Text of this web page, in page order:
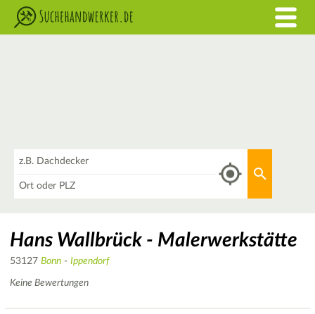
Hans Wallbrück - Malerwerkstätte
53127 Bonn - Ippendorf
Keine Bewertungen